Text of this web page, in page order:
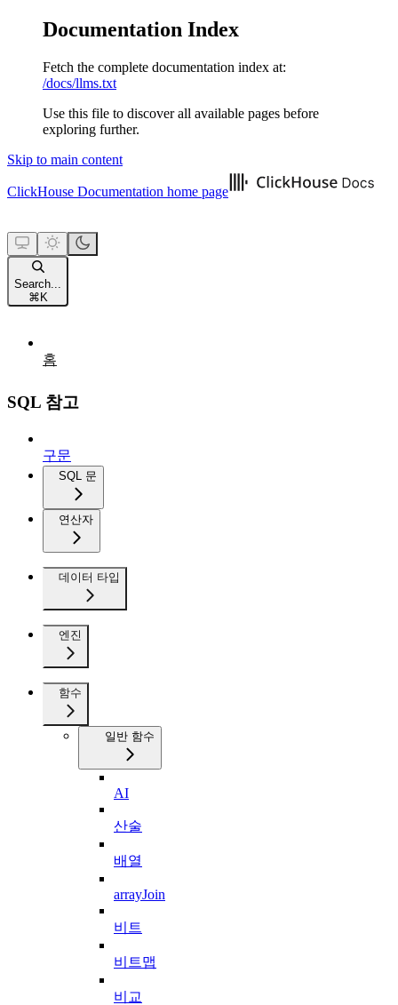
Documentation Index
Fetch the complete documentation index at:
/docs/llms.txt
Use this file to discover all available pages before
exploring further.
Skip to main content
ClickHouse Documentation home page
Search...
⌘ K
홈
SQL 참고
구문
SQL 문
연산자
데이터 타입
엔진
함수
일반 함수
AI
산술
배열
arrayJoin
비트
비트맵
비교